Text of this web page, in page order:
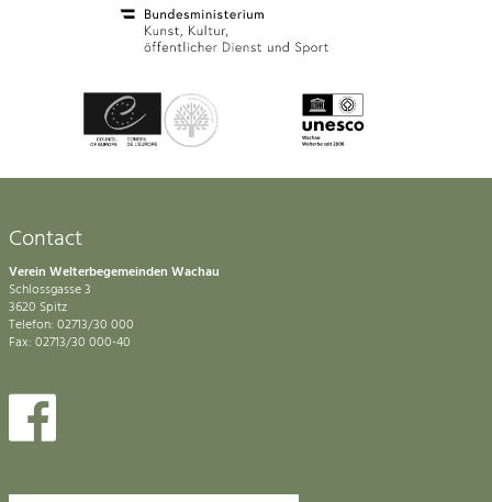
Contact
Verein Welterbegemeinden Wachau
Schlossgasse 3
3620 Spitz
Telefon: 02713/30 000
Fax: 02713/30 000-40